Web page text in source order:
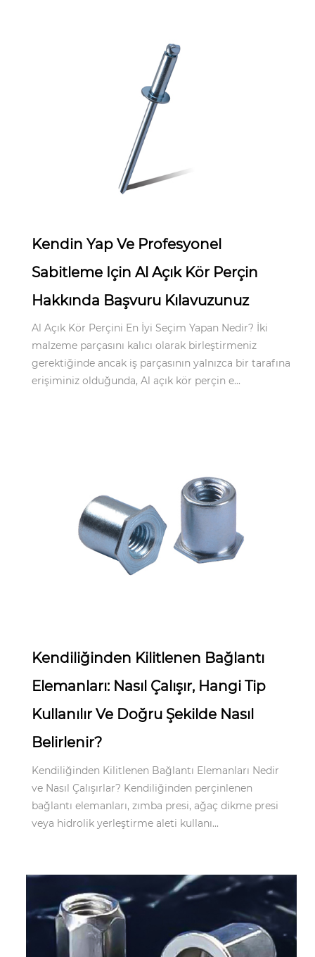
Kendin Yap Ve Profesyonel
Sabitleme Için Al Açık Kör Perçin
Hakkında Başvuru Kılavuzunuz
Al Açık Kör Perçini En İyi Seçim Yapan Nedir? İki
malzeme parçasını kalıcı olarak birleştirmeniz
gerektiğinde ancak iş parçasının yalnızca bir tarafına
erişiminiz olduğunda, Al açık kör perçin e...
Kendiliğinden Kilitlenen Bağlantı
Elemanları: Nasıl Çalışır, Hangi Tip
Kullanılır Ve Doğru Şekilde Nasıl
Belirlenir?
Kendiliğinden Kilitlenen Bağlantı Elemanları Nedir
ve Nasıl Çalışırlar? Kendiliğinden perçinlenen
bağlantı elemanları, zımba presi, ağaç dikme presi
veya hidrolik yerleştirme aleti kullanı...